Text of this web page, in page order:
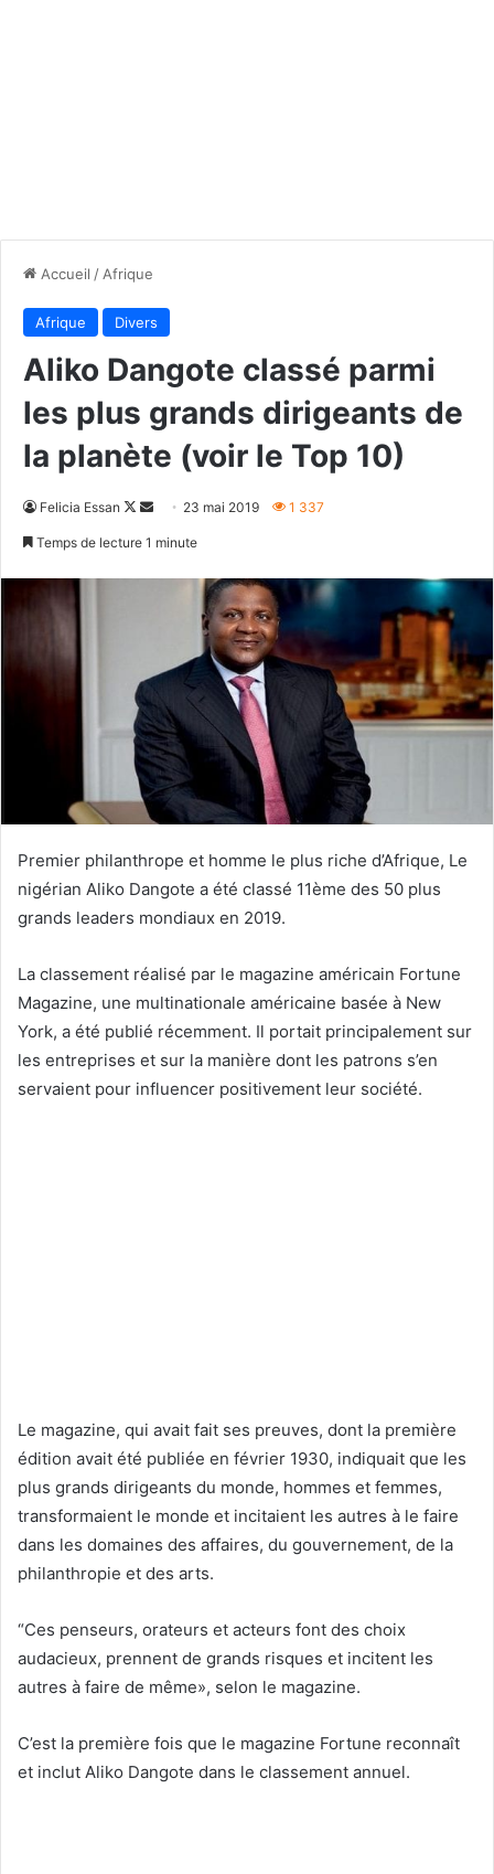
Accueil / Afrique
Afrique Divers
Aliko Dangote classé parmi
les plus grands dirigeants de
la planète (voir le Top 10)
Felicia Essan
Follow
Envoyer23 mai 2019 1 337
Temps de lecture 1 minute
Premier philanthrope et homme le plus riche d’Afrique, Le
nigérian Aliko Dangote a été classé 11ème des 50 plus
grands leaders mondiaux en 2019.
La classement réalisé par le magazine américain Fortune
Magazine, une multinationale américaine basée à New
York, a été publié récemment. Il portait principalement sur
les entreprises et sur la manière dont les patrons s’en
servaient pour influencer positivement leur société.
Le magazine, qui avait fait ses preuves, dont la première
édition avait été publiée en février 1930, indiquait que les
plus grands dirigeants du monde, hommes et femmes,
transformaient le monde et incitaient les autres à le faire
dans les domaines des affaires, du gouvernement, de la
philanthropie et des arts.
“Ces penseurs, orateurs et acteurs font des choix
audacieux, prennent de grands risques et incitent les
autres à faire de même», selon le magazine.
C’est la première fois que le magazine Fortune reconnaît
et inclut Aliko Dangote dans le classement annuel.